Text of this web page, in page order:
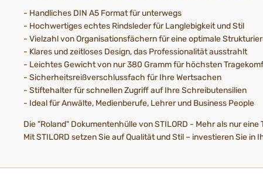
- Handliches DIN A5 Format für unterwegs
- Hochwertiges echtes Rindsleder für Langlebigkeit und Stil
- Vielzahl von Organisationsfächern für eine optimale
- Klares und zeitloses Design, das Professionalität ausstrahlt
- Leichtes Gewicht von nur 380 Gramm für höchsten
- Sicherheitsreißverschlussfach für Ihre Wertsachen
- Stiftehalter für schnellen Zugriff auf Ihre Schreibutensilien
- Ideal für Anwälte, Medienberufe, Lehrer und Business People
Die "Roland" Dokumentenhülle von STILORD - Mehr als nur
Mit STILORD setzen Sie auf Qualität und Stil – investieren Sie in